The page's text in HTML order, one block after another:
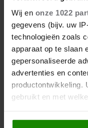
Wij en onze 1022
gegevens (bijv. uw
technologieën zoals
apparaat op te slaan
gepersonaliseerde
advertenties en
productontwikkeling.
gebruikt en met
Als u het toestaat,
ONLINE
NIET TE
Harry en
online ondanks
gebruiken na
de Monarchie' niet
koningin.